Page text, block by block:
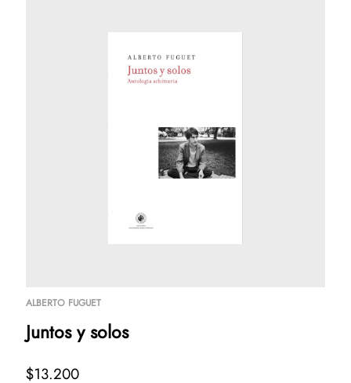
VITRINEANDO
ALBERTO FUGUET
Juntos y solos
$13.200